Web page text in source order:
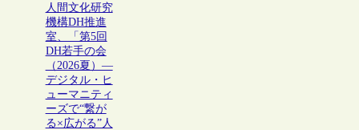
人間文化研究
機構DH推進
室、「第5回
DH若手の会
（2026夏）―
デジタル・ヒ
ューマニティ
ーズで“繋が
る×広がる”人